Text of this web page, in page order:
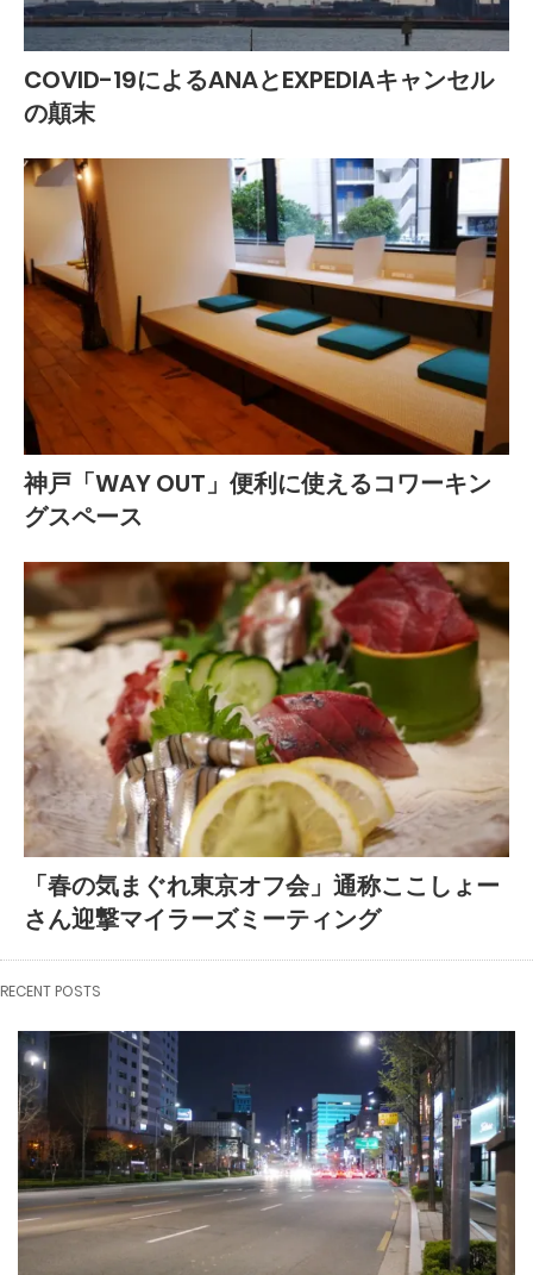
COVID-19によるANAとEXPEDIAキャンセル
の顛末
神戸「WAY OUT」便利に使えるコワーキン
グスペース
「春の気まぐれ東京オフ会」通称ここしょー
さん迎撃マイラーズミーティング
RECENT POSTS